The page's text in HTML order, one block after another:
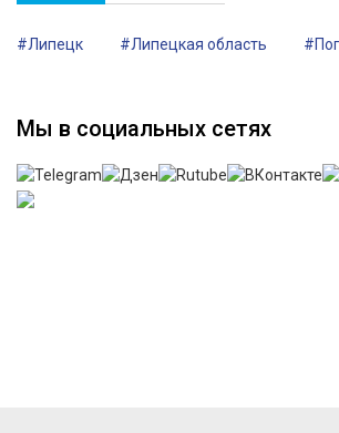
#Липецк #Липецкая область
Мы в социальных сетях